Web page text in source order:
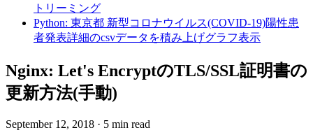
トリーミング
Python: 東京都 新型コロナウイルス(COVID-19)陽性患
者発表詳細のcsvデータを積み上げグラフ表示
Nginx: Let's EncryptのTLS/SSL証明書の
更新方法(手動)
September 12, 2018 · 5 min read